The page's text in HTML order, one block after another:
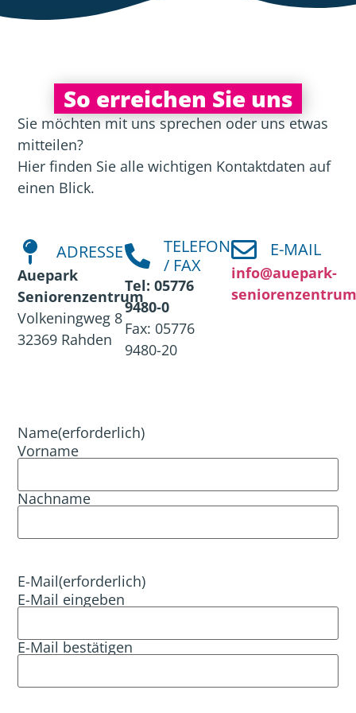
So erreichen Sie uns
Sie möchten mit uns sprechen oder uns etwas
mitteilen?
Hier finden Sie alle wichtigen Kontaktdaten auf
einen Blick.
ADRESSE
Auepark
Seniorenzentrum
Volkeningweg 8
32369 Rahden
TELEFON
/ FAX
Tel: 05776
9480‑0
Fax: 05776
9480-20
E-MAIL
info@auepark-
Name(erforderlich)
Vorname
Nachname
E-Mail(erforderlich)
E-Mail eingeben
E-Mail bestätigen